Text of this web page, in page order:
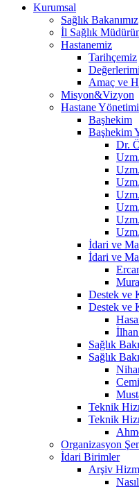
Kurumsal
Sağlık Bakanımız
İl Sağlık
Hastanemiz
Tarihçemiz
Amaç ve
Misyon&Vizyon
Hastane Yönetimi
Başhekim
Başhekim
Dr.
İdari ve
İdari ve
Destek ve
Destek ve
Sağlık
Sağlık
Teknik
Teknik
Organizasyon
İdari Birimler
Arşiv